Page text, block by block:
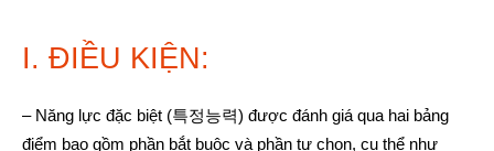
I. ĐIỀU KIỆN:
– Năng lực đặc biệt (특정능력) được đánh giá qua hai bảng
điểm bao gồm phần bắt buộc và phần tự chọn, cụ thể như